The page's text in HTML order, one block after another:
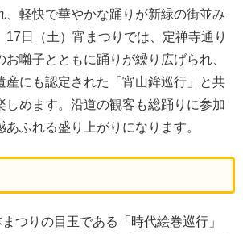
、軽快で華やかな踊りが新緑の街並み
17日（土）宵まつりでは、定禅寺通り
囃子とともに踊りが繰り広げられ、
産にも認定された「宵山鉾巡行」と共
しめます。沿道の観客も総踊りに参加
ふれる盛り上がりになります。
つりの目玉である「時代絵巻巡行」